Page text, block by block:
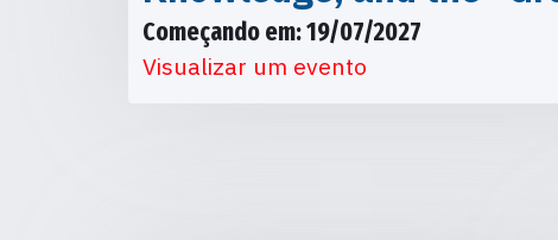
Começando em: 19/07/2027
Visualizar um evento